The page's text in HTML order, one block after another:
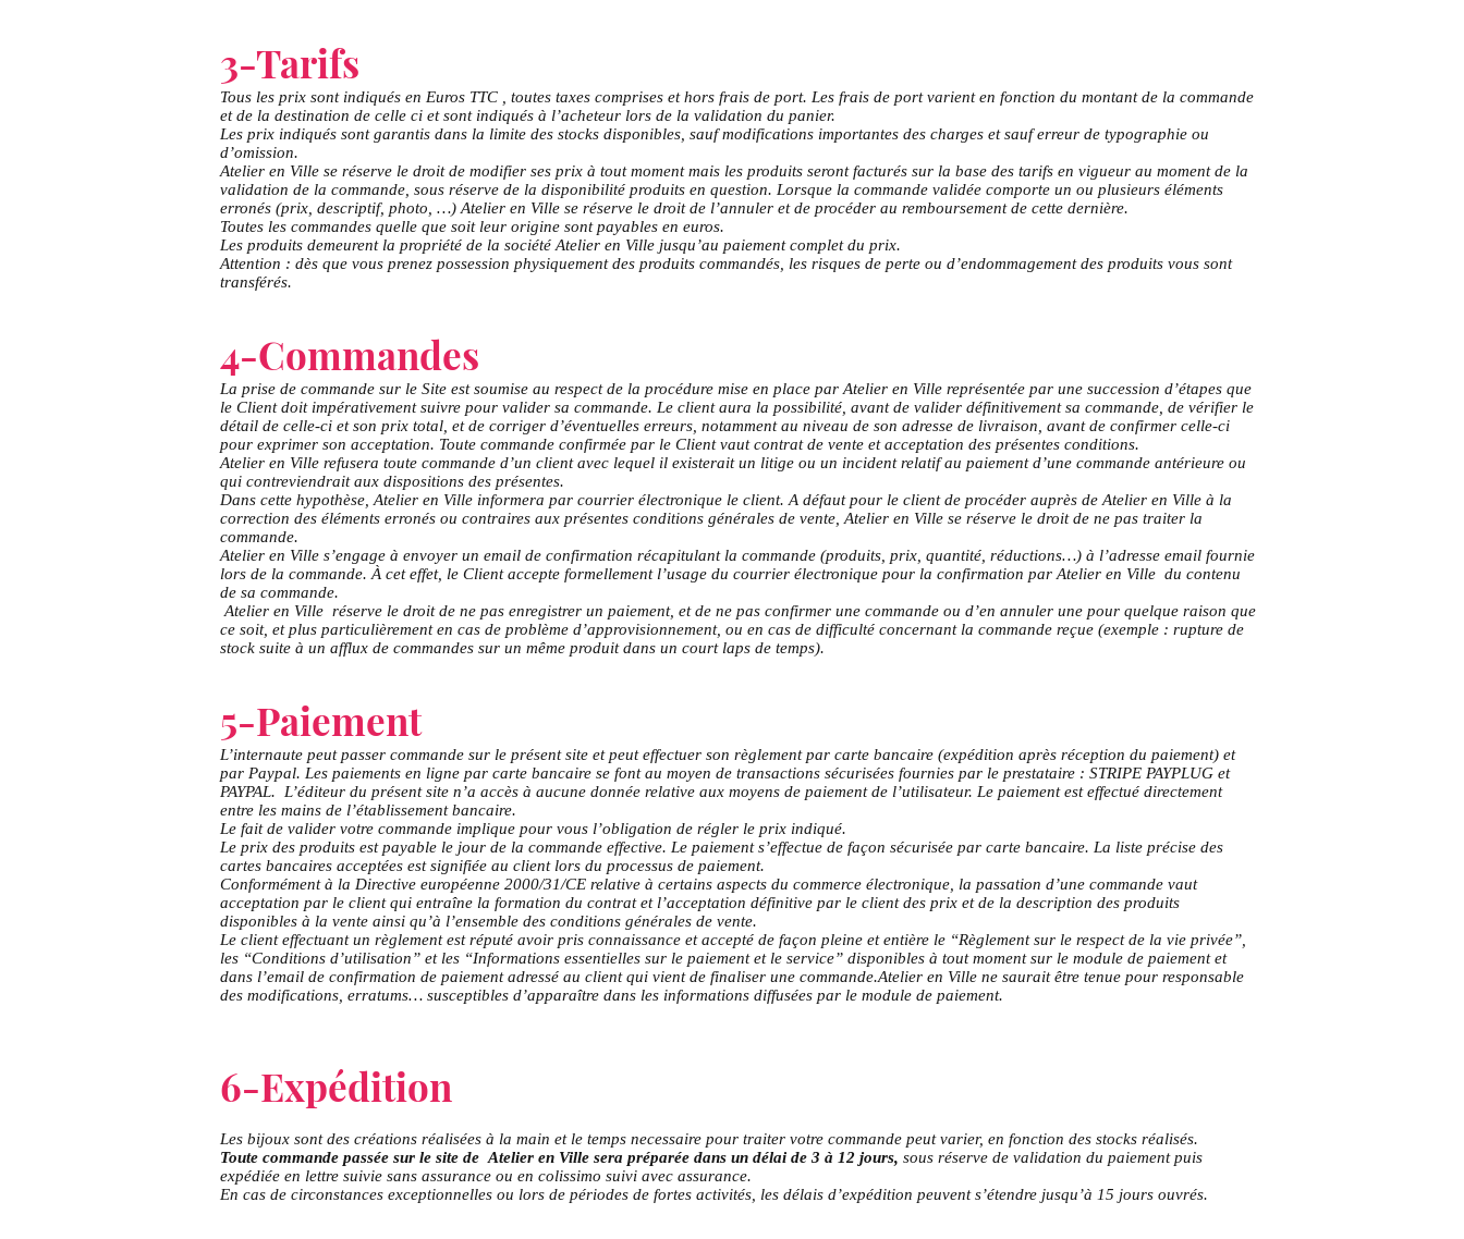
3-Tarifs
Tous les prix sont indiqués en Euros TTC , toutes taxes comprises et hors frais de port. Les frais de port varient en fonction du montant de la commande
et de la destination de celle ci et sont indiqués à l’acheteur lors de la validation du panier.
Les prix indiqués sont garantis dans la limite des stocks disponibles, sauf modifications importantes des charges et sauf erreur de typographie ou
d’omission.
Atelier en Ville se réserve le droit de modifier ses prix à tout moment mais les produits seront facturés sur la base des tarifs en vigueur au moment de la
validation de la commande, sous réserve de la disponibilité produits en question. Lorsque la commande validée comporte un ou plusieurs éléments
erronés (prix, descriptif, photo, …) Atelier en Ville se réserve le droit de l’annuler et de procéder au remboursement de cette dernière.​​
Toutes les commandes quelle que soit leur origine sont payables en euros.
Les produits demeurent la propriété de la société Atelier en Ville jusqu’au paiement complet du prix.
Attention : dès que vous prenez possession physiquement des produits commandés, les risques de perte ou d’endommagement des produits vous sont
transférés.
4-Commandes
La prise de commande sur le Site est soumise au respect de la procédure mise en place par Atelier en Ville représentée par une succession d’étapes que
le Client doit impérativement suivre pour valider sa commande. Le client aura la possibilité, avant de valider définitivement sa commande, de vérifier le
détail de celle-ci et son prix total, et de corriger d’éventuelles erreurs, notamment au niveau de son adresse de livraison, avant de confirmer celle-ci
pour exprimer son acceptation. Toute commande confirmée par le Client vaut contrat de vente et acceptation des présentes conditions.
Atelier en Ville refusera toute commande d’un client avec lequel il existerait un litige ou un incident relatif au paiement d’une commande antérieure ou
qui contreviendrait aux dispositions des présentes.
Dans cette hypothèse, Atelier en Ville informera par courrier électronique le client. A défaut pour le client de procéder auprès de Atelier en Ville à la
correction des éléments erronés ou contraires aux présentes conditions générales de vente, Atelier en Ville se réserve le droit de ne pas traiter la
commande.
Atelier en Ville s’engage à envoyer un email de confirmation récapitulant la commande (produits, prix, quantité, réductions…) à l’adresse email fournie
lors de la commande. À cet effet, le Client accepte formellement l’usage du courrier électronique pour la confirmation par Atelier en Ville du contenu
de sa commande.
Atelier en Ville réserve le droit de ne pas enregistrer un paiement, et de ne pas confirmer une commande ou d’en annuler une pour quelque raison que
ce soit, et plus particulièrement en cas de problème d’approvisionnement, ou en cas de difficulté concernant la commande reçue (exemple : rupture de
stock suite à un afflux de commandes sur un même produit dans un court laps de temps).
5-Paiement
L’internaute peut passer commande sur le présent site et peut effectuer son règlement par carte bancaire (expédition après réception du paiement) et
par Paypal. Les paiements en ligne par carte bancaire se font au moyen de transactions sécurisées fournies par le prestataire : STRIPE PAYPLUG et
PAYPAL. L’éditeur du présent site n’a accès à aucune donnée relative aux moyens de paiement de l’utilisateur. Le paiement est effectué directement
entre les mains de l’établissement bancaire.
Le fait de valider votre commande implique pour vous l’obligation de régler le prix indiqué.
Le prix des produits est payable le jour de la commande effective. Le paiement s’effectue de façon sécurisée par carte bancaire. La liste précise des
cartes bancaires acceptées est signifiée au client lors du processus de paiement.
Conformément à la Directive européenne 2000/31/CE relative à certains aspects du commerce électronique, la passation d’une commande vaut
acceptation par le client qui entraîne la formation du contrat et l’acceptation définitive par le client des prix et de la description des produits
disponibles à la vente ainsi qu’à l’ensemble des conditions générales de vente.
Le client effectuant un règlement est réputé avoir pris connaissance et accepté de façon pleine et entière le “Règlement sur le respect de la vie privée”,
les “Conditions d’utilisation” et les “Informations essentielles sur le paiement et le service” disponibles à tout moment sur le module de paiement et
dans l’email de confirmation de paiement adressé au client qui vient de finaliser une commande.Atelier en Ville ne saurait être tenue pour responsable
des modifications, erratums… susceptibles d’apparaître dans les informations diffusées par le module de paiement.
6-Expédition
Les bijoux sont des créations réalisées à la main et le temps necessaire pour traiter votre commande peut varier, en fonction des stocks réalisés.
Toute commande passée sur le site de Atelier en Ville sera préparée dans un délai de 3 à 12 jours, sous réserve de validation du paiement puis
expédiée en lettre suivie sans assurance ou en colissimo suivi avec assurance.
En cas de circonstances exceptionnelles ou lors de périodes de fortes activités, les délais d’expédition peuvent s’étendre jusqu’à 15 jours ouvrés.